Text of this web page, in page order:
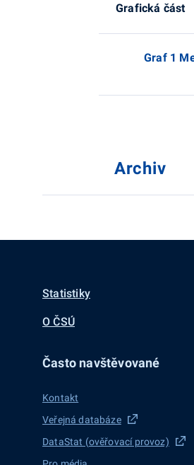
Grafická část
Graf 1
Archiv
Statistiky
O ČSÚ
Často navštěvované
Kontakt
Veřejná databáze
DataStat (ověřovací provoz)